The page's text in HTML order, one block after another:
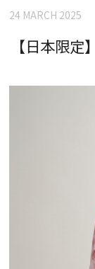
24 MARCH 2025
【日本限定